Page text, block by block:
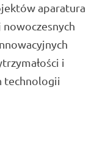
aparatura
i
technologii